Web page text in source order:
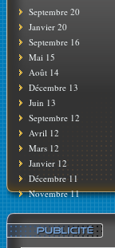
Septembre 20
Janvier 20
Septembre 16
Mai 15
Août 14
Décembre 13
Juin 13
Septembre 12
Avril 12
Mars 12
Janvier 12
Décembre 11
Novembre 11